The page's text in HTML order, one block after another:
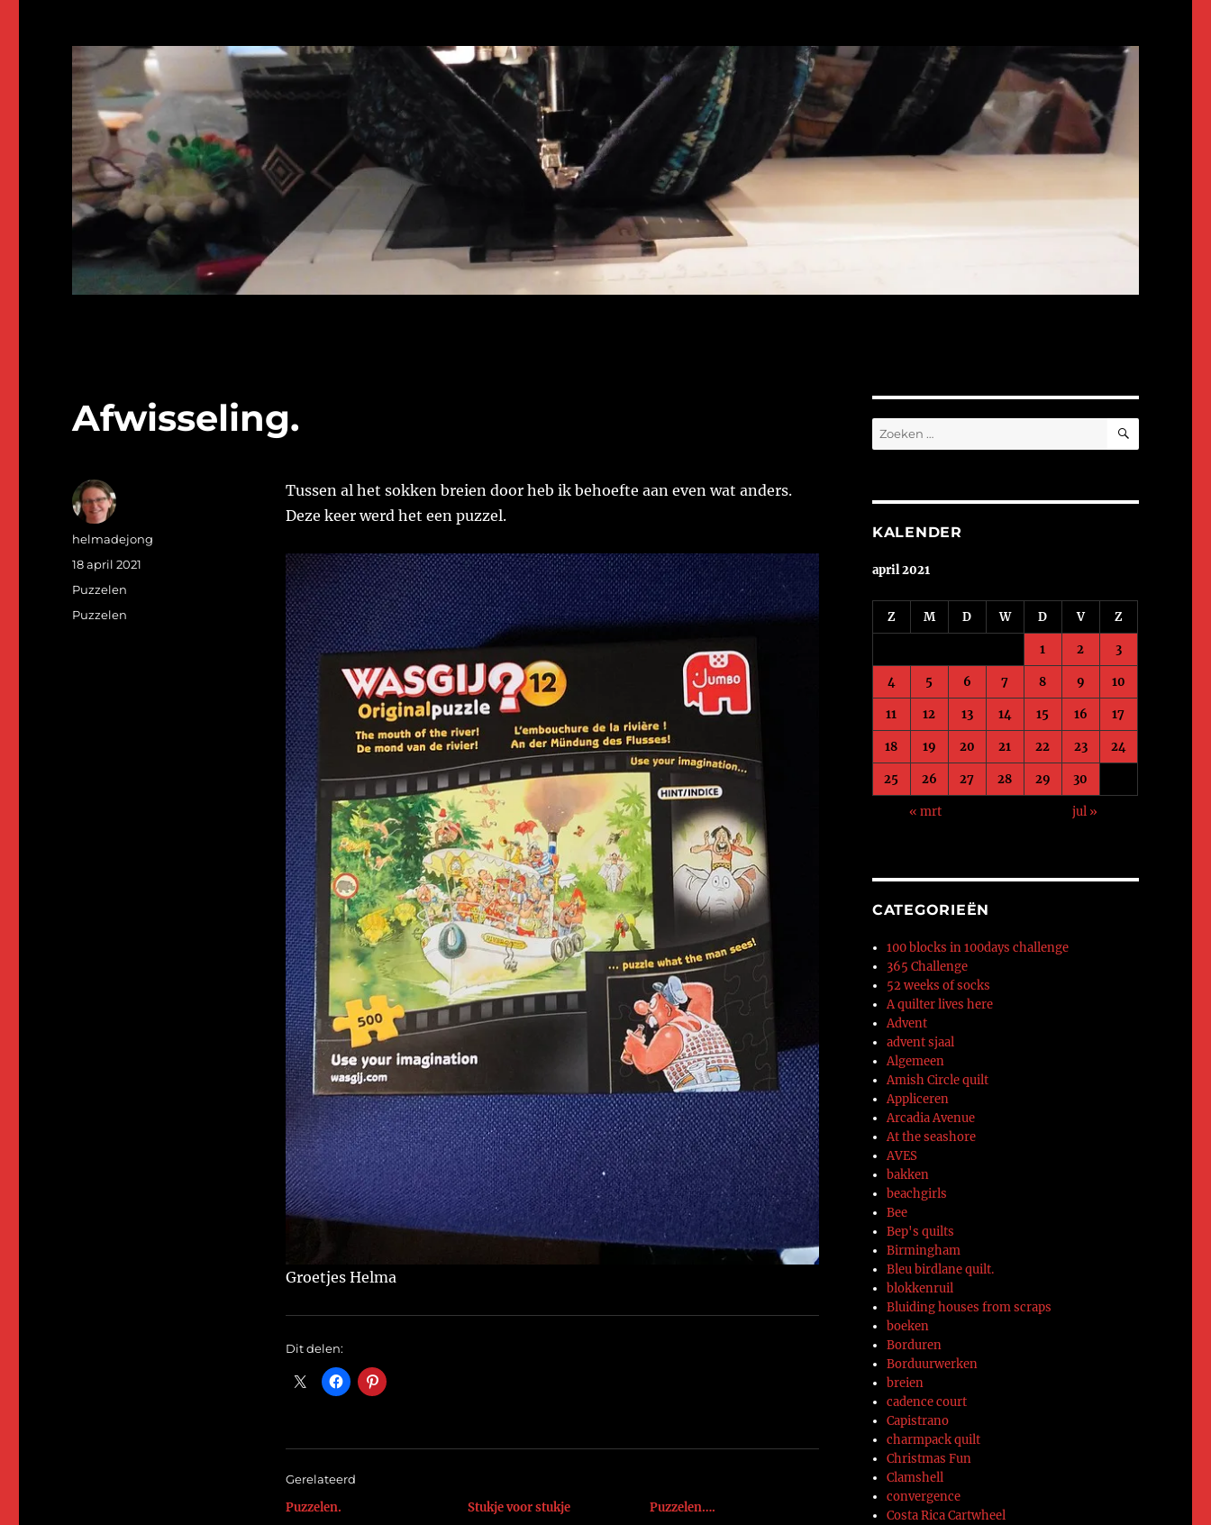
Afwisseling.
Tussen al het sokken breien door heb ik behoefte aan even wat anders.
Deze keer werd het een puzzel.
Groetjes Helma
Dit delen:
Gerelateerd
Puzzelen. Stukje voor stukje Puzzelen….
Auteur
helmadejong
Geplaatst
op
18 april 2021
Categorieën
Puzzelen
Tags
Puzzelen
Zoeken
naar:
ZOEKEN
KALENDER
april 2021
Z M D W D V Z
1 2 3
4 5 6 7 8 9 10
11 12 13 14 15 16 17
18 19 20 21 22 23 24
25 26 27 28 29 30
« mrt jul »
CATEGORIEËN
100 blocks in 100days challenge
365 Challenge
52 weeks of socks
A quilter lives here
Advent
advent sjaal
Algemeen
Amish Circle quilt
Appliceren
Arcadia Avenue
At the seashore
AVES
bakken
beachgirls
Bee
Bep's quilts
Birmingham
Bleu birdlane quilt.
blokkenruil
Bluiding houses from scraps
boeken
Borduren
Borduurwerken
breien
cadence court
Capistrano
charmpack quilt
Christmas Fun
Clamshell
convergence
Costa Rica Cartwheel